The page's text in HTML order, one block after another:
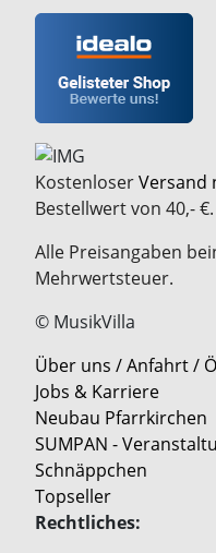
KostenloserVersand
Bestellwert von 40,- €.
Alle Preisangaben
Mehrwertsteuer.
© MusikVilla
Über uns / Anfahrt /
Jobs & Karriere
Neubau Pfarrkirchen
SUMPAN -
Schnäppchen
Topseller
Rechtliches: